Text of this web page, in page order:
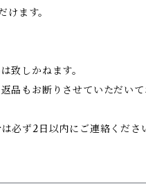
ます。
致しかねます。
品もお断りさせていただい
必ず2日以内にご連絡くださ